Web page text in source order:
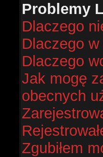
Problemy
Dlaczego
Dlaczego
Dlaczego
Jak mogę
obecnych
Zgubiłem